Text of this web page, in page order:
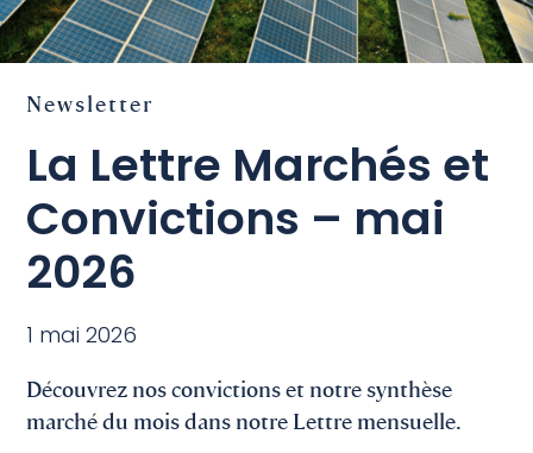
Newsletter
La Lettre Marchés et
Convictions – mai
2026
1 mai 2026
Découvrez nos convictions et notre synthèse
marché du mois dans notre Lettre mensuelle.